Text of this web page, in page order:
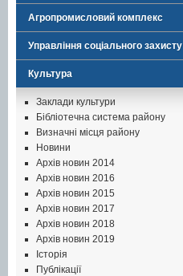
Агропромисловий комплекс
Управління соціального захисту
Культура
Заклади культури
Бібліотечна система району
Визначні місця району
Новини
Архів новин 2014
Архів новин 2016
Архів новин 2015
Архів новин 2017
Архів новин 2018
Архів новин 2019
Історія
Публікації